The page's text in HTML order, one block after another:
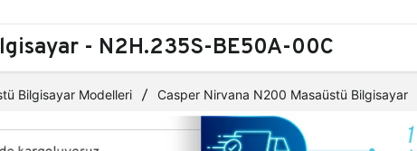
- N2H.235S-BE50A-00C
Bilgisayar Modelleri Casper Nirvana N200 Masaüstü Bilgisayar